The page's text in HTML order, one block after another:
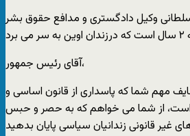
وکيل دادگستری و مدافع حقوق بشر
آقای رئيس جمهور،
مهم شما که پاسداری از قانون اساسی و
از شما می خواهم که به حصر و حبس